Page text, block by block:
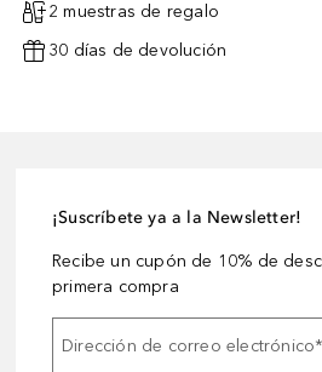
2 muestras de regalo
30 días de devolución
¡Suscríbete ya a la Newsletter!
Recibe un cupón de 10% de
primera compra
Dirección de correo electrónico*